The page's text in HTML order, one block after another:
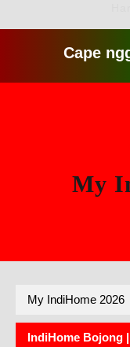
Cape ngga
My
My IndiHome 2026
IndiHome Bojong